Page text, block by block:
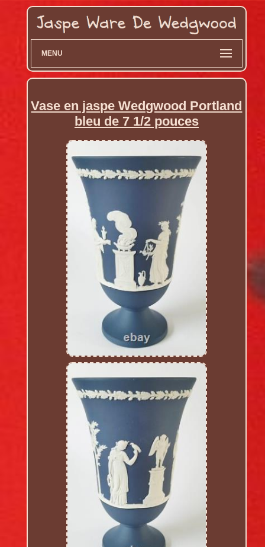
MENU
Vase en jaspe Wedgwood Portland
bleu de 7 1/2 pouces